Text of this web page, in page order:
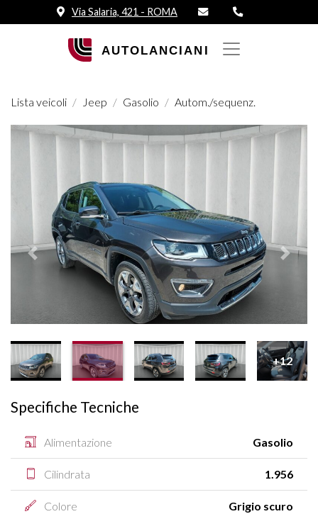
Via Salaria, 421 - ROMA
Lista veicoli Jeep Gasolio Autom./sequenz.
Prededente
+12
Specifiche Tecniche
Alimentazione Gasolio
Cilindrata 1.956
Colore Grigio scuro